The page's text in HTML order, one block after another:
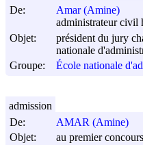
De:
Amar (Amine)
administrateur civil
Objet:
président du jury
nationale
Groupe:
École nationale
De:
AMAR (Amine)
Objet:
au premier
admission